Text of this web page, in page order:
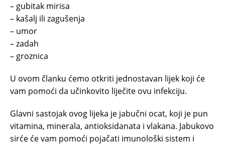
– gubitak mirisa
– kašalj ili zagušenja
– umor
– zadah
– groznica
U ovom članku ćemo otkriti jednostavan lijek koji će
vam pomoći da učinkovito liječite ovu infekciju.
Glavni sastojak ovog lijeka je jabučni ocat, koji je pun
vitamina, minerala, antioksidanata i vlakana. Jabukovo
sirće će vam pomoći pojačati imunološki sistem i